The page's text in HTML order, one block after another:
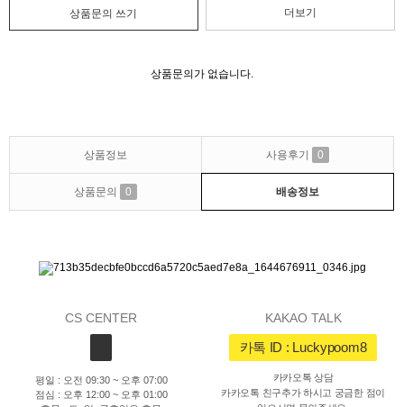
상품문의 쓰기 더보기
상품문의가 없습니다.
상품정보 사용후기 0
상품문의 0 배송정보
CS CENTER
평일 : 오전 09:30 ~ 오후 07:00
점심 : 오후 12:00 ~ 오후 01:00
KAKAO TALK
카톡 ID : Luckypoom8
카카오톡 상담
카카오톡 친구추가 하시고 궁금한 점이